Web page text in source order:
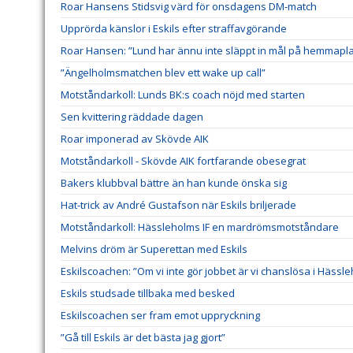
Roar Hansens Stidsvig värd för onsdagens DM-match
Upprörda känslor i Eskils efter straffavgörande
Roar Hansen: ”Lund har ännu inte släppt in mål på
”Ängelholmsmatchen blev ett wake up call”
Motståndarkoll: Lunds BK:s coach nöjd med starten
Sen kvittering räddade dagen
Roar imponerad av Skövde AIK
Motståndarkoll - Skövde AIK fortfarande obesegrat
Bakers klubbval bättre än han kunde önska sig
Hat-trick av André Gustafson när Eskils briljerade
Motståndarkoll: Hässleholms IF en mardrömsmotståndare
Melvins dröm är Superettan med Eskils
Eskilscoachen: ”Om vi inte gör jobbet är vi chanslösa i
Eskils studsade tillbaka med besked
Eskilscoachen ser fram emot uppryckning
”Gå till Eskils är det bästa jag gjort”